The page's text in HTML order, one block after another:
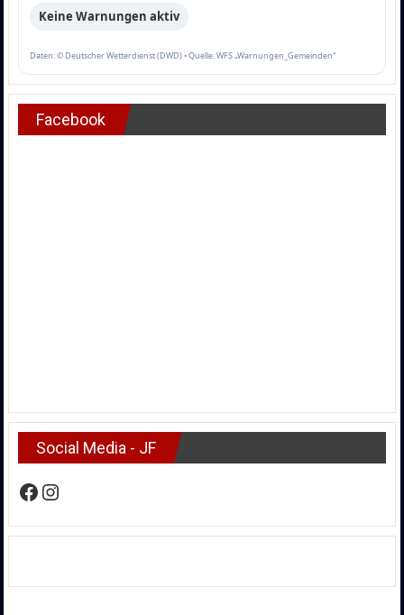
Keine Warnungen aktiv
Daten: © Deutscher Wetterdienst (DWD) • Quelle: WFS „Warnungen_Gemeinden“
Facebook
Social Media - JF
Facebook
Instagram